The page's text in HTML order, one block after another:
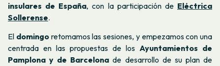
insulares de España, con la participación de Eléctrica
Sollerense.
El domingoretomamos las sesiones, y empezamos con una
centrada en las propuestas de los Ayuntamientos de
Pamplona y de Barcelona de desarrollo de su plan de